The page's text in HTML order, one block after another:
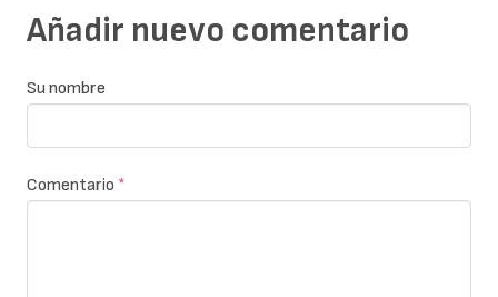
Añadir nuevo comentario
Su nombre
Comentario *